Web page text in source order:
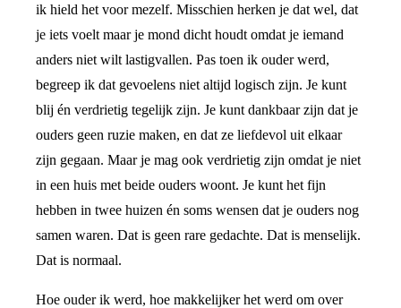
ik hield het voor mezelf. Misschien herken je dat wel, dat
je iets voelt maar je mond dicht houdt omdat je iemand
anders niet wilt lastigvallen. Pas toen ik ouder werd,
begreep ik dat gevoelens niet altijd logisch zijn. Je kunt
blij én verdrietig tegelijk zijn. Je kunt dankbaar zijn dat je
ouders geen ruzie maken, en dat ze liefdevol uit elkaar
zijn gegaan. Maar je mag ook verdrietig zijn omdat je niet
in een huis met beide ouders woont. Je kunt het fijn
hebben in twee huizen én soms wensen dat je ouders nog
samen waren. Dat is geen rare gedachte. Dat is menselijk.
Dat is normaal.
Hoe ouder ik werd, hoe makkelijker het werd om over